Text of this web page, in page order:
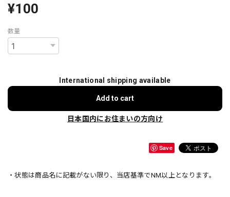
¥100
数量
International shipping available
Add to cart
日本国内にお住まいの方向け
Save
・状態は商品名に記載がない限り、当店基準でNM以上となります。